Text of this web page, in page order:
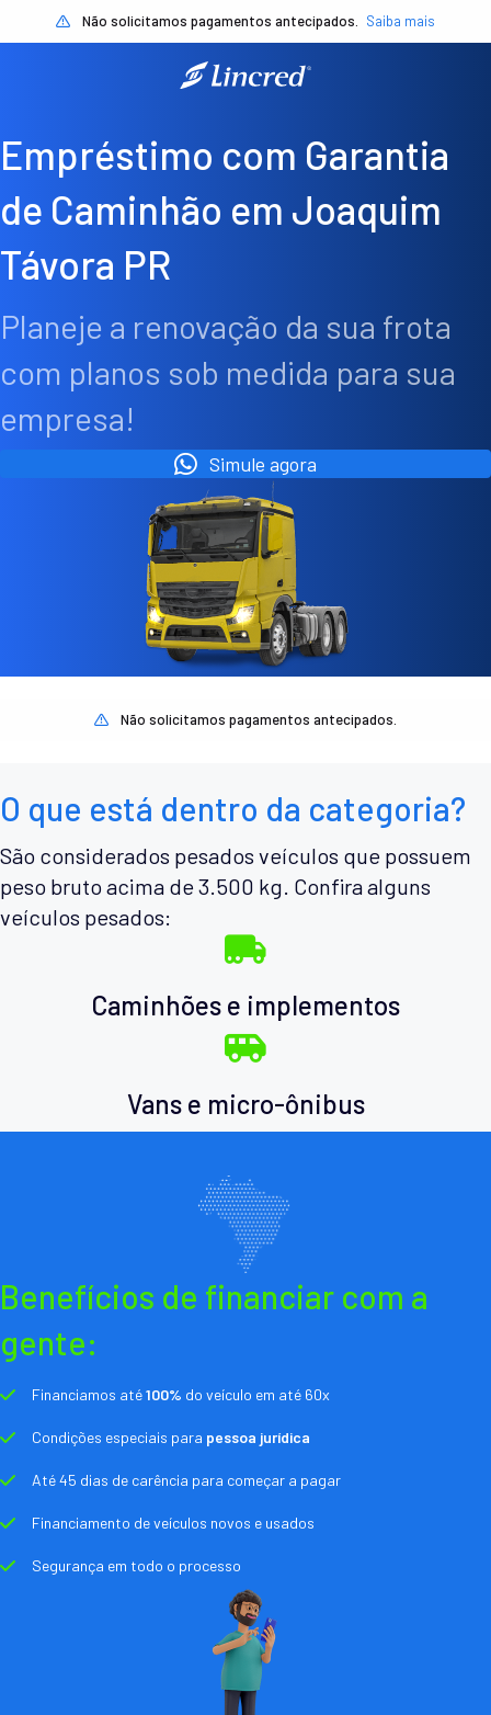
Não solicitamos pagamentos antecipados. Saiba mais
Empréstimo com Garantia
de Caminhão em Joaquim
Távora PR
Planeje a renovação da sua frota
com planos sob medida para sua
empresa!
Simule agora
Não solicitamos pagamentos antecipados.
O que está dentro da categoria?
São considerados pesados veículos que possuem
peso bruto acima de 3.500 kg. Confira alguns
veículos pesados:
Caminhões e implementos
Vans e micro-ônibus
Benefícios de financiar com a
gente:
Financiamos até100% do veículo em até 60x
Condições especiais para pessoa jurídica
Até 45 dias de carência para começar a pagar
Financiamento de veículos novos e usados
Segurança em todo o processo